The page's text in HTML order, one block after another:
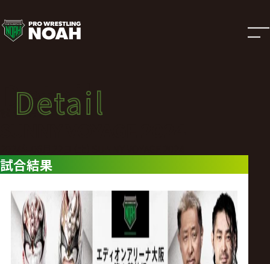
試
合
結
果
|
プ
ロ
Detail
試合結果
Detail
試合結果